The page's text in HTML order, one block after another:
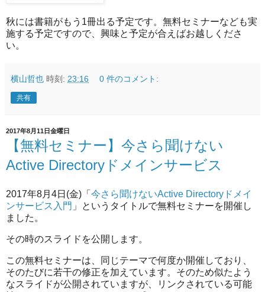
秋には書籍がもう1冊出る予定です。無料セミナーなども実
施する予定ですので、興味と予定が合えばお越しくださ
い。
横山哲也 時刻: 23:16 0 件のコメント:
共有
2017年8月11日金曜日
【無料セミナー】今さら聞けない
Active Directoryドメインサービス
2017年8月4日(金)「 今さら聞けないActive Directoryドメイ
ンサービス入門 」というタイトルで無料セミナーを開催し
ました。
その時のスライドを公開します。
この無料セミナーは、同じテーマで何度か開催しており、
そのたびに若干の修正を加えています。そのため似たよう
なスライドが公開されていますが、リンクされている可能